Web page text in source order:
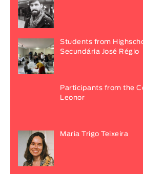
Students from
Secundária José Régio
Participants from the
Leonor
Maria Trigo Teixeira